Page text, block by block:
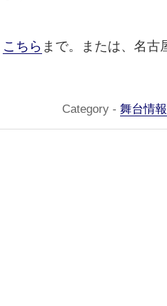
こちら まで。または、名
Category - 舞台情報